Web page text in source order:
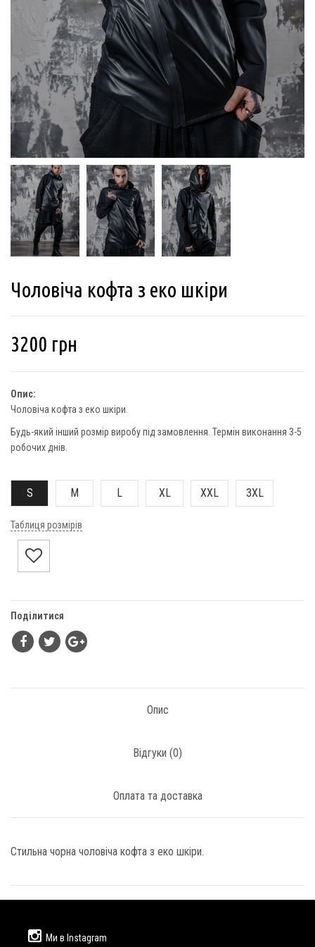
Чоловіча кофта з еко шкіри
3200 грн
Опис:
Чоловіча кофта з еко шкіри.
Будь-який інший розмір виробу під замовлення. Термін виконання 3-5
робочих днів.
S M L XL XXL 3XL
Таблиця розмірів
Поділитися
Опис
Відгуки (0)
Оплата та доставка
Стильна чорна чоловіча кофта з еко шкіри.
Ми в Instagram